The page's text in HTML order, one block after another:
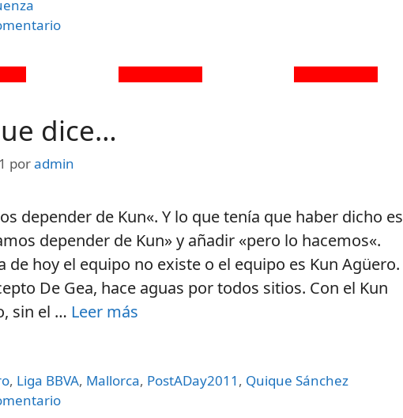
dice…
poradmin
depender de Kun«. Y lo que tenía que haber dicho es
depender de Kun» y añadir «pero lo hacemos«.
de hoy el equipo no existe o el equipo es Kun Agüero.
De Gea, hace aguas por todos sitios. Con el Kun
sin el … Leer más
, Liga BBVA, Mallorca, PostADay2011 , Quique Sánchez